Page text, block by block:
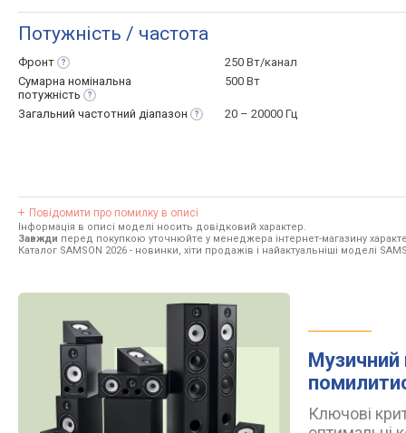
Потужність / частота
Фронт
250 Вт/канал
Сумарна номінальна
потужність
500 Вт
Загальний частотний діапазон 20 – 20000 Гц
Повідомити про помилку в описі
Інформація в описі моделі носить довідковий характер.
Завжди перед покупкою уточнюйте у менеджера інтернет-магазину
Каталог SAMSON 2026 - новинки, хіти продажів і найактуальніші моделі
Музичний
Ключові